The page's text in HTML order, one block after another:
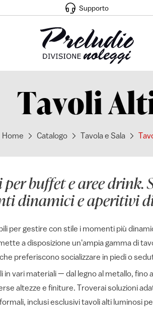
Supporto
Tavoli
Home Catalogo Tavola e Sala
buffet e aree drink.
dinamici e aperitivi di
per gestire con stile i momenti più
a disposizione un'ampia gamma di
preferiscono socializzare in piedi o
vari materiali — dal legno al metallo, fino
altezze e finiture. Troverai soluzioni
inclusi esclusivi tavoli alti luminosi